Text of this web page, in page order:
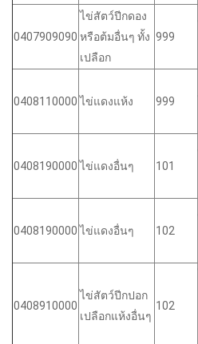
0407909090
ไข่สัตว์ปีกดอง
หรือต้มอื่นๆ ทั้ง
เปลือก
999
0408110000 ไข่แดงแห้ง 999
0408190000 ไข่แดงอื่นๆ 101
0408190000 ไข่แดงอื่นๆ 102
0408910000
ไข่สัตว์ปีกปอก
เปลือกแห้งอื่นๆ
102